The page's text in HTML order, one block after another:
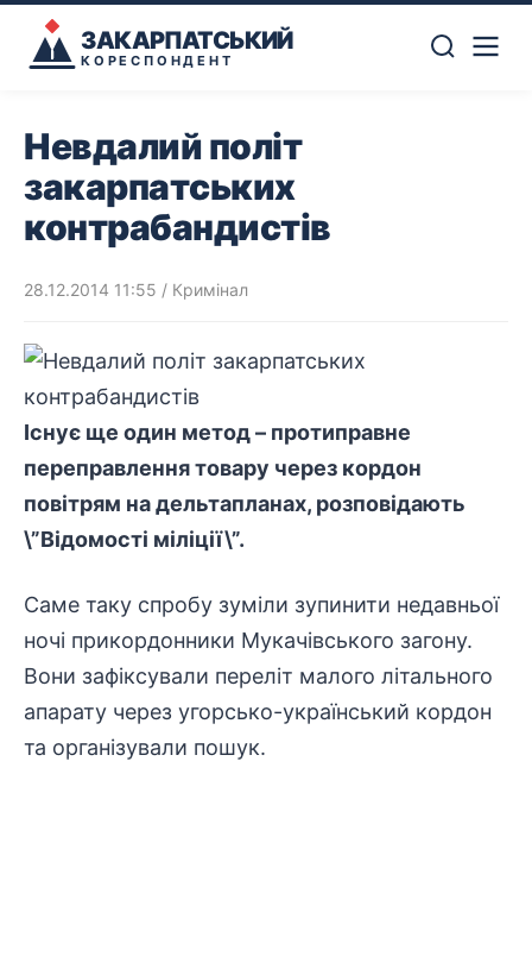
ЗАКАРПАТСЬКИЙ
КОРЕСПОНДЕНТ
Невдалий політ
закарпатських
контрабандистів
28.12.2014 11:55 / Кримінал
Існує ще один метод – протиправне
переправлення товару через кордон
повітрям на дельтапланах, розповідають
\”Відомості міліції\”.
Саме таку спробу зуміли зупинити недавньої
ночі прикордонники Мукачівського загону.
Вони зафіксували переліт малого літального
апарату через угорсько-український кордон
та організували пошук.